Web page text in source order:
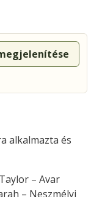
alkalmazta és
– Avar
– Neszmélyi